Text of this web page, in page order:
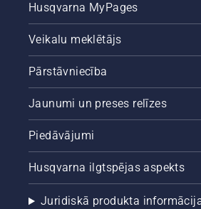
Husqvarna MyPages
Veikalu meklētājs
Pārstāvniecība
Jaunumi un preses relīzes
Piedāvājumi
Husqvarna ilgtspējas aspekts
Juridiskā produkta